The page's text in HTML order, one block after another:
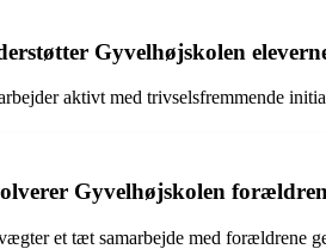
Gyvelhøjskolen
aktivt med trivselsfremmende
Gyvelhøjskolen
et tæt samarbejde med forældrene